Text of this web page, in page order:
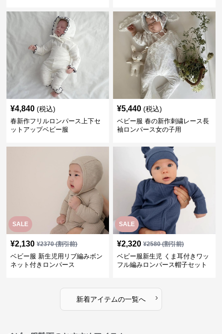
(税込)
春新作フリルロンパース上下セ
ットアップベビー服
(税込)
ベビー服 春の新作刺繍レース長
袖ロンパース女の子用
¥2,130 (割引前)
ベビー服 新生児用リブ編みボン
ネット付きロンパース
SALE
¥2,320 ¥2580(割引前)
ベビー服新生児 くま耳付きワッ
フル編みロンパース帽子セット